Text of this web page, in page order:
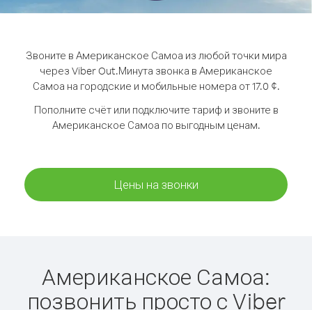
Звоните в Американское Самоа из любой точки мира
через Viber Out.Минута звонка в Американское
Самоа на городские и мобильные номера от 17.0 ¢.
Пополните счёт или подключите тариф и звоните в
Американское Самоа по выгодным ценам.
Цены на звонки
Американское Самоа:
позвонить просто с Viber